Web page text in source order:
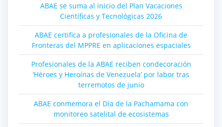
ABAE se suma al inicio del Plan Vacaciones
Científicas y Tecnológicas 2026
ABAE certifica a profesionales de la Oficina de
Fronteras del MPPRE en aplicaciones espaciales
Profesionales de la ABAE reciben condecoración
‘Héroes y Heroínas de Venezuela’ por labor tras
terremotos de junio
ABAE conmemora el Día de la Pachamama con
monitoreo satelital de ecosistemas